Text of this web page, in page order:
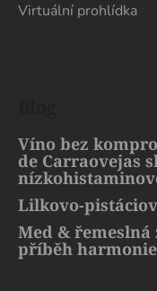
Virtuální prohlídka
Víno bez
de Carraovejas
Lilkovo-
Med &
příběh